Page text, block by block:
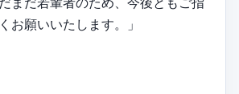
お願いいたします。」